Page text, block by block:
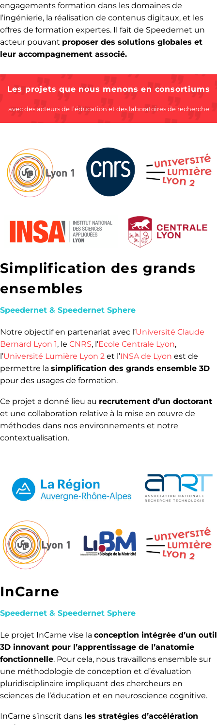
engagements formation dans les domaines de
l’ingénierie, la réalisation de contenus digitaux, et les
offres de formation expertes. Il fait de Speedernet un
acteur pouvant proposer des solutions globales et
leur accompagnement associé.
Les projets que nous menons en consortiums
avec des acteurs de l’éducation et des laboratoires de recherche
Simplification des grands
ensembles
Speedernet & Speedernet Sphere
Notre objectif en partenariat avec l’Université Claude
Bernard Lyon 1, le CNRS, l’Ecole Centrale Lyon,
l’Université Lumière Lyon 2 et l’INSA de Lyon est de
permettre la simplification des grands ensemble 3D
pour des usages de formation.
Ce projet a donné lieu au recrutement d’un doctorant
et une collaboration relative à la mise en œuvre de
méthodes dans nos environnements et notre
contextualisation.
InCarne
Speedernet & Speedernet Sphere
Le projet InCarne vise la conception intégrée d’un outil
3D innovant pour l’apprentissage de l’anatomie
fonctionnelle. Pour cela, nous travaillons ensemble sur
une méthodologie de conception et d’évaluation
pluridisciplinaire impliquant des chercheurs en
sciences de l’éducation et en neuroscience cognitive.
InCarne s’inscrit dans les stratégies d’accélération